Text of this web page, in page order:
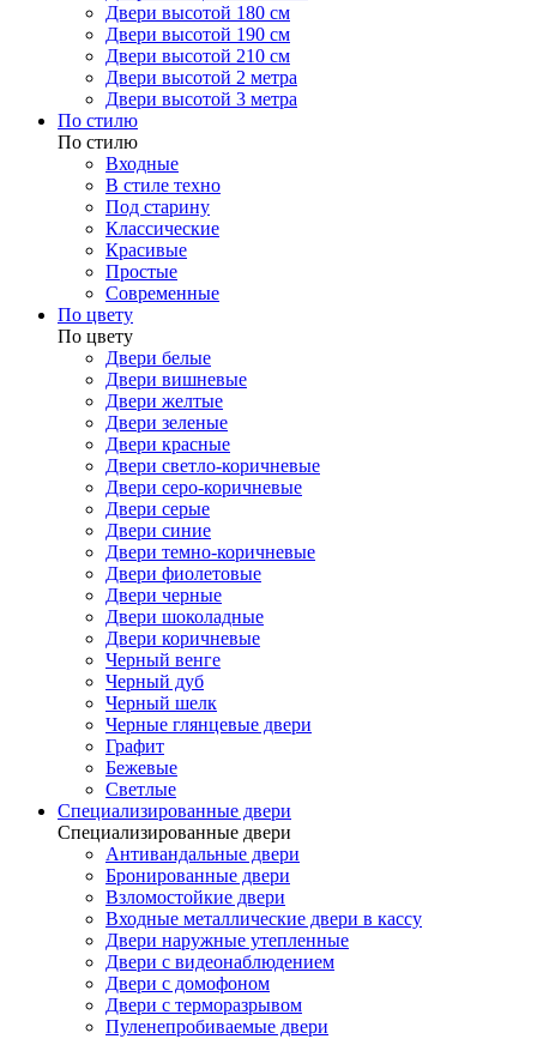
Двери высотой 180 см
Двери высотой 190 см
Двери высотой 210 см
Двери высотой 2 метра
Двери высотой 3 метра
По стилю
По стилю
Входные
В стиле техно
Под старину
Классические
Красивые
Простые
Современные
По цвету
По цвету
Двери белые
Двери вишневые
Двери желтые
Двери зеленые
Двери красные
Двери светло-коричневые
Двери серо-коричневые
Двери серые
Двери синие
Двери темно-коричневые
Двери фиолетовые
Двери черные
Двери шоколадные
Двери коричневые
Черный венге
Черный дуб
Черный шелк
Черные глянцевые двери
Графит
Бежевые
Светлые
Специализированные двери
Специализированные двери
Антивандальные двери
Бронированные двери
Взломостойкие двери
Входные металлические двери в кассу
Двери наружные утепленные
Двери с видеонаблюдением
Двери с домофоном
Двери с терморазрывом
Пуленепробиваемые двери